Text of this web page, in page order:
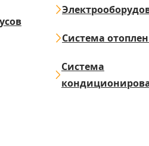
Система
Система